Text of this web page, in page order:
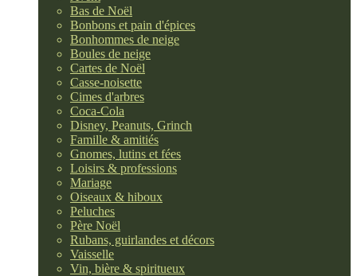
Bas de Noël
Bonbons et pain d'épices
Bonhommes de neige
Boules de neige
Cartes de Noël
Casse-noisette
Cimes d'arbres
Coca-Cola
Disney, Peanuts, Grinch
Famille & amitiés
Gnomes, lutins et fées
Loisirs & professions
Mariage
Oiseaux & hiboux
Peluches
Père Noël
Rubans, guirlandes et décors
Vaisselle
Vin, bière & spiritueux